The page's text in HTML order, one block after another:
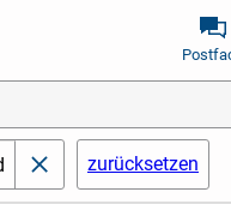
schließenzurücksetzen